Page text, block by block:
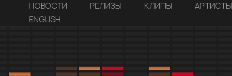
НОВОСТИ РЕЛИЗЫ КЛИПЫ АРТИСТЫ
ENGLISH